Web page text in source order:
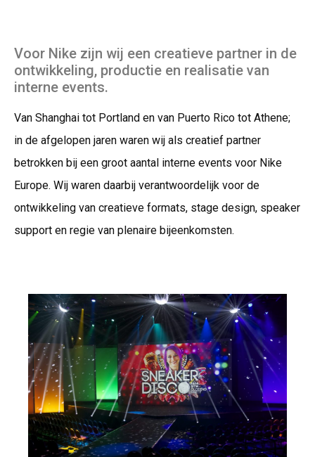
Voor Nike zijn wij een creatieve partner in de
ontwikkeling, productie en realisatie van
interne events.
Van Shanghai tot Portland en van Puerto Rico tot Athene;
in de afgelopen jaren waren wij als creatief partner
betrokken bij een groot aantal interne events voor Nike
Europe. Wij waren daarbij verantwoordelijk voor de
ontwikkeling van creatieve formats, stage design, speaker
support en regie van plenaire bijeenkomsten.